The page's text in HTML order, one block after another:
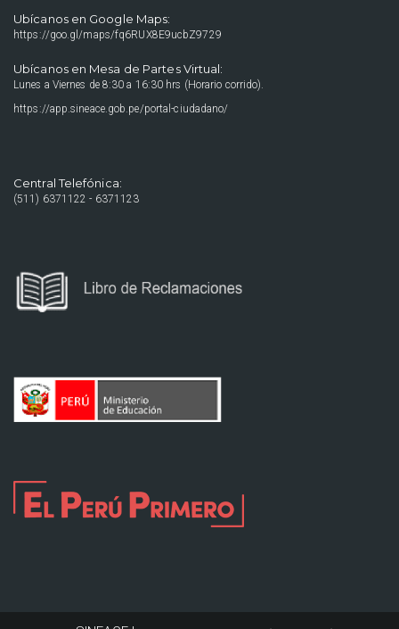
Ubícanos en Google Maps:
https://goo.gl/maps/fq6RUX8E9ucbZ9729
Ubícanos en Mesa de Partes Virtual:
Lunes a Viernes de 8:30 a 16:30 hrs (Horario corrido).
https://app.sineace.gob.pe/portal-ciudadano/
Central Telefónica:
(511) 6371122 - 6371123